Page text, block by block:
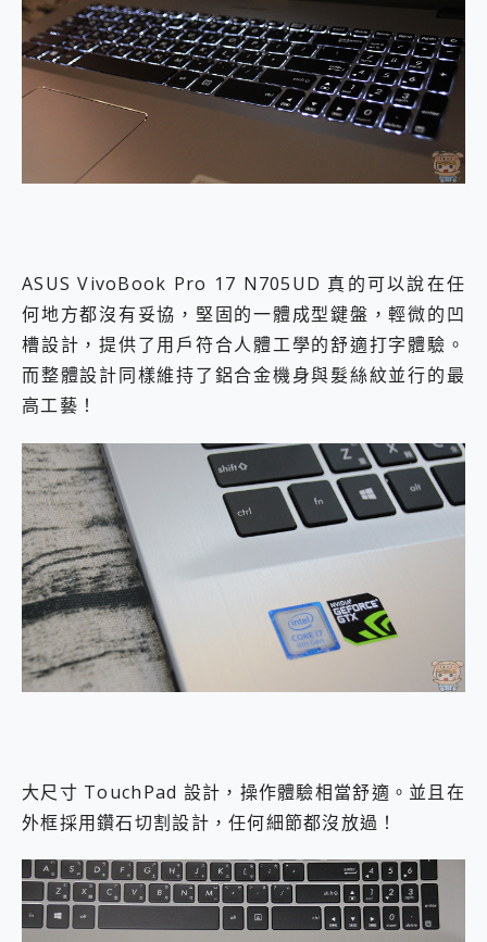
ASUS VivoBook Pro 17 N705UD 真的可以說在任
何地方都沒有妥協，堅固的一體成型鍵盤，輕微的凹
槽設計，提供了用戶符合人體工學的舒適打字體驗。
而整體設計同樣維持了鋁合金機身與髮絲紋並行的最
高工藝！
大尺寸 TouchPad 設計，操作體驗相當舒適。並且在
外框採用鑽石切割設計，任何細節都沒放過！